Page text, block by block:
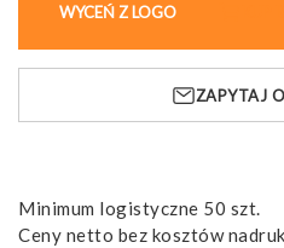
sznurkami
Redraw,
z
RPET
WYCEŃ Z LOGO
ZAPYTAJ
Minimum logistyczne 50 szt.
Ceny netto bez kosztów